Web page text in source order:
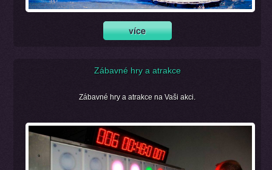
Zábavné hry a atrakce
Zábavné hry a atrakce na Vaši akci.